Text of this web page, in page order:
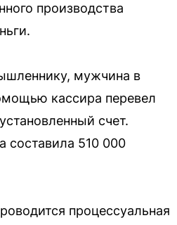
производства
мужчина в
кассира перевел
счет.
510 000
процессуальная